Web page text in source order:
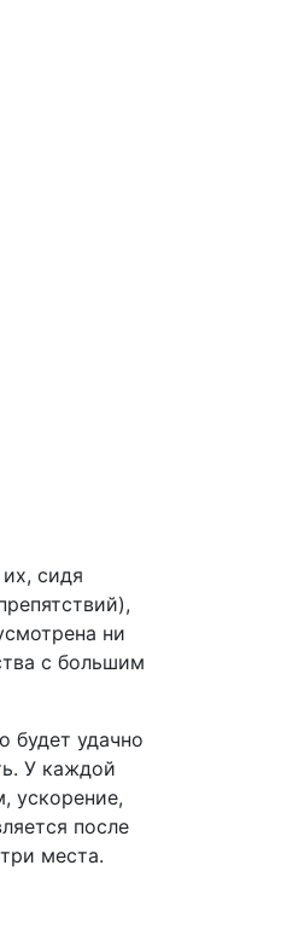
сидя
ни
с большим
будет удачно
У каждой
ускорение,
после
места.